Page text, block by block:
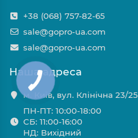
+38 (068) 757-82-65
sale@gopro-ua.com
sale@gopro-ua.com
Наша адреса
м. Київ, вул. Клінічна 23/25
ПН-ПТ: 10:00-18:00
СБ: 11:00-16:00
НД: Вихідний